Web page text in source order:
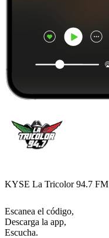
KYSE La Tricolor 94.7 FM
Escanea el código,
Descarga la app,
Escucha.